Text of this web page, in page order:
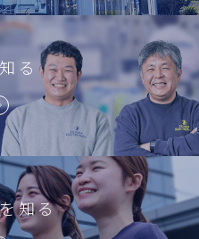
る
知る